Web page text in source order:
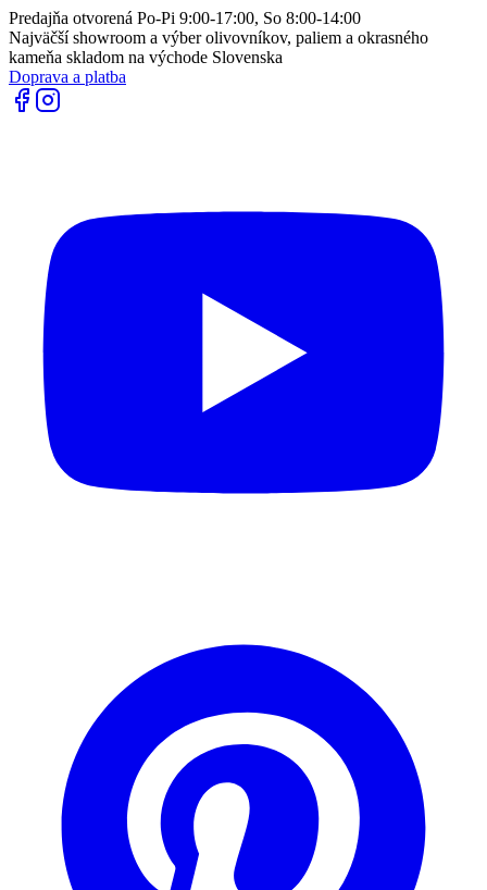
Predajňa otvorená Po-Pi 9:00-17:00, So 8:00-14:00
Najväčší showroom a výber olivovníkov, paliem a okrasného
kameňa skladom na východe Slovenska
Doprava a platba